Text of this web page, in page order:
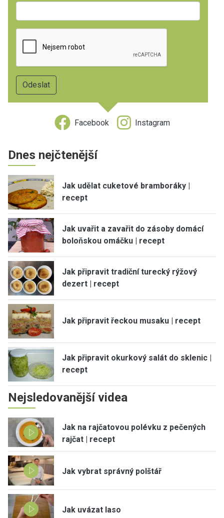
Facebook Instagram
Dnes nejčtenější
Jak udělat cuketové bramboráky |
recept
Jak uvařit a zavařit do zásoby domácí
boloňskou omáčku | recept
Jak připravit tradiční turecký rýžový
dezert | recept
Jak připravit řeckou musaku | recept
Jak připravit okurkový salát do sklenic |
recept
Nejsledovanější videa
Jak na rajčatovou polévku z pečených
rajčat | recept
Jak vybrat správný polštář
Jak uvázat laso